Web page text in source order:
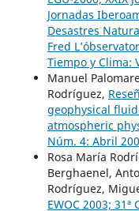
Jornadas
Desastres
Fred
Tiempo y Clima:
Manuel
Rodríguez,
geophysical
atmospheric
Núm. 4: Abril
Rosa María
Berghaenel,
Rodríguez,
EWOC 2003;